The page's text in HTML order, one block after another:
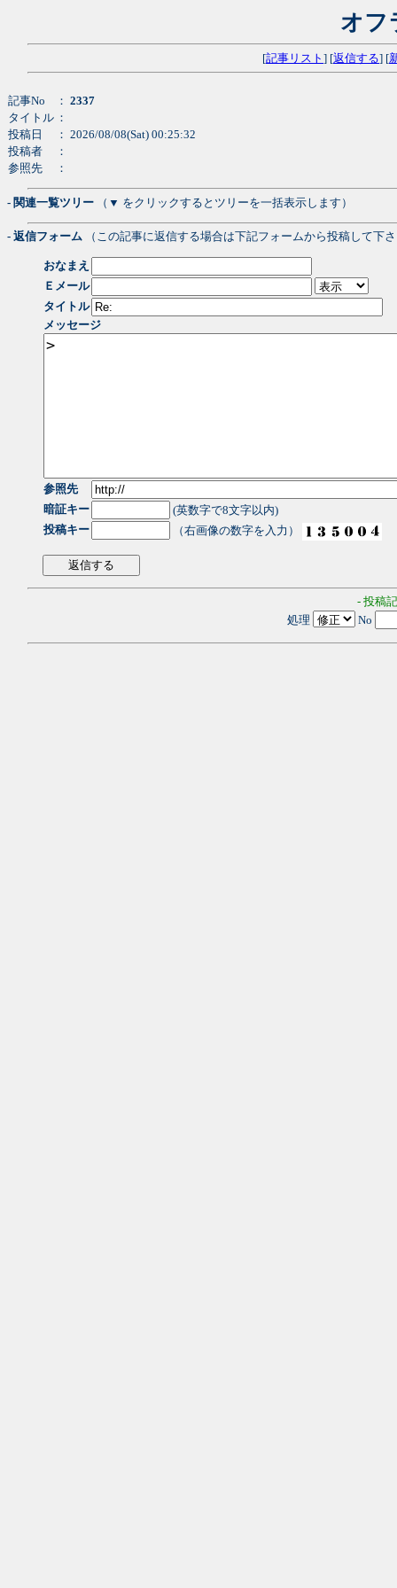
オフ
[記事リスト ] [返信する] [
記事No ： 2337
タイトル ：
投稿日
： 2026/08/08(Sat) 00:25:32
投稿者
：
参照先
：
- 関連一覧ツリー （▼ をクリックするとツリーを一括表示します）
- 返信フォーム （この記事に返信する場合は下記フォームから投稿して下
おなまえ
Ｅメール
タイトル
メッセージ
参照先
暗証キー
(英数字で8文字以内)
投稿キー
（右画像の数字を入力）
- 投稿
処理
No